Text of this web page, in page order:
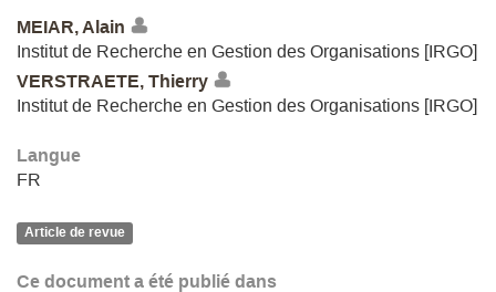
MEIAR, Alain
Institut de Recherche en Gestion des Organisations [IRGO]
VERSTRAETE, Thierry
Institut de Recherche en Gestion des Organisations [IRGO]
Langue
FR
Article de revue
Ce document a été publié dans